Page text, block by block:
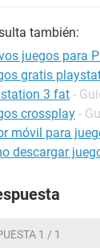
también:
juegos para
gratis
3 fat -
crossplay -
móvil para
descargar
1 / 1